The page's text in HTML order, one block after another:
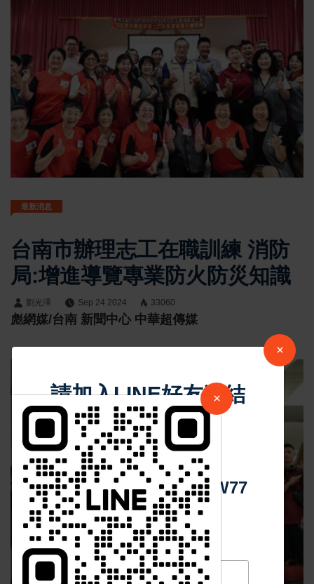
最新消息
台南市辦理志工在職訓練 消防
局:增進導覽專業防火防災知識
劉光澤 Sep 24 2024 33060
彪網媒/台南 新聞中心 中華超傳媒
×
請加入LINE好友連結
中 華 超 傳 媒
Https://reurl.cc/adqW77
×